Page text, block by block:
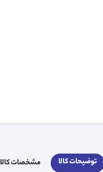
توضیحات کالا مشخصات کالا